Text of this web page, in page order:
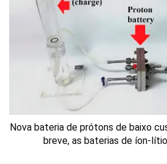
Nova bateria de prótons de baixo
breve, as baterias de íon-